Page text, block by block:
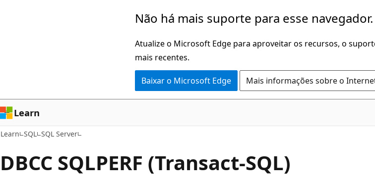
Não há mais suporte para esse navegador.
Atualize o Microsoft Edge para aproveitar os recursos, o
mais recentes.
Baixar o Microsoft Edge Mais informações sobre o
Learn
Learn SQL SQL Server
DBCC SQLPERF (Transact-SQL)